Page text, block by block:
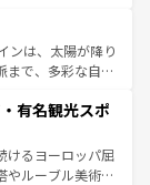
ルフィ海岸の絶
合間には、本場の
を堪能することも
をしてみよう！
ンは、太陽が降り
まで、多彩な自然
ンコ、熱気あふ
一部となってい
や、バルセロナの
ローマ遺跡や中世
有名観光スポ
けるヨーロッパ屈
やルーブル美術館